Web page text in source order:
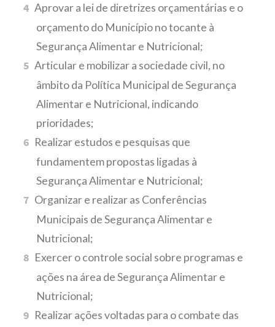
Aprovar a lei de diretrizes orçamentárias e o
orçamento do Município no tocante à
Segurança Alimentar e Nutricional;
Articular e mobilizar a sociedade civil, no
âmbito da Política Municipal de Segurança
Alimentar e Nutricional, indicando
prioridades;
Realizar estudos e pesquisas que
fundamentem propostas ligadas à
Segurança Alimentar e Nutricional;
Organizar e realizar as Conferências
Municipais de Segurança Alimentar e
Nutricional;
Exercer o controle social sobre programas e
ações na área de Segurança Alimentar e
Nutricional;
Realizar ações voltadas para o combate das